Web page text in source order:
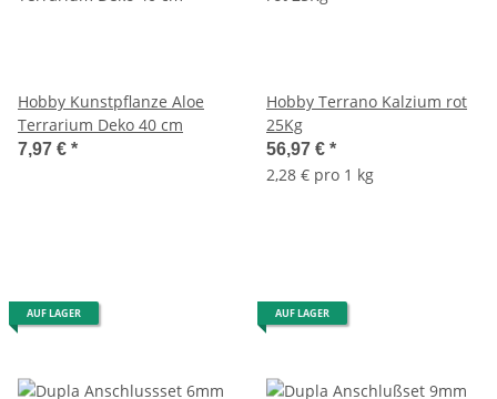
Hobby Kunstpflanze Aloe
Terrarium Deko 40 cm
7,97 € *
Hobby Terrano Kalzium rot
25Kg
56,97 € *
2,28 € pro 1 kg
AUF LAGER AUF LAGER